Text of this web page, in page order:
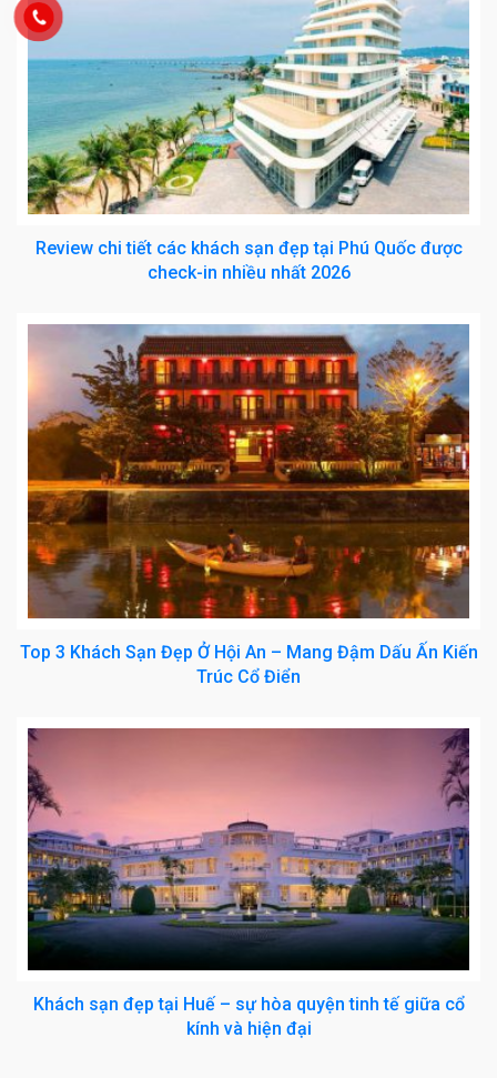
Review chi tiết các khách sạn đẹp tại Phú Quốc được
check-in nhiều nhất 2026
Top 3 Khách Sạn Đẹp Ở Hội An – Mang Đậm Dấu Ấn Kiến
Trúc Cổ Điển
Khách sạn đẹp tại Huế – sự hòa quyện tinh tế giữa cổ
kính và hiện đại